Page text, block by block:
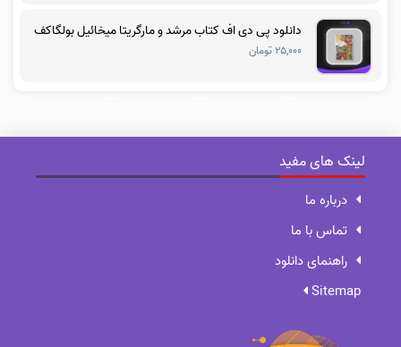
دانلود پی دی اف کتاب مرشد و مارگریتا میخائیل بولگاکف
۲۵,۰۰۰ تومان
لینک های مفید
درباره ما
تماس با ما
راهنمای دانلود
Sitemap